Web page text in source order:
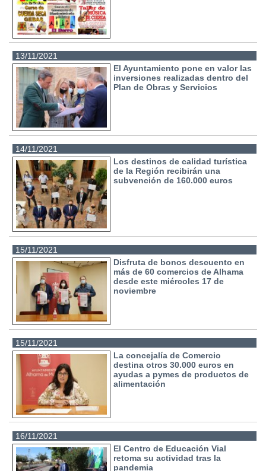
13/11/2021
El Ayuntamiento pone en valor las
inversiones realizadas dentro del
Plan de Obras y Servicios
14/11/2021
Los destinos de calidad turística
de la Región recibirán una
subvención de 160.000 euros
15/11/2021
Disfruta de bonos descuento en
más de 60 comercios de Alhama
desde este miércoles 17 de
noviembre
15/11/2021
La concejalía de Comercio
destina otros 30.000 euros en
ayudas a pymes de productos de
alimentación
16/11/2021
El Centro de Educación Vial
retoma su actividad tras la
pandemia